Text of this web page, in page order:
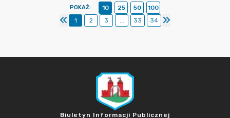
POKAŻ: 10 25 50
100
1
2 3 ... 33 34
Biuletyn Informacji Publicznej